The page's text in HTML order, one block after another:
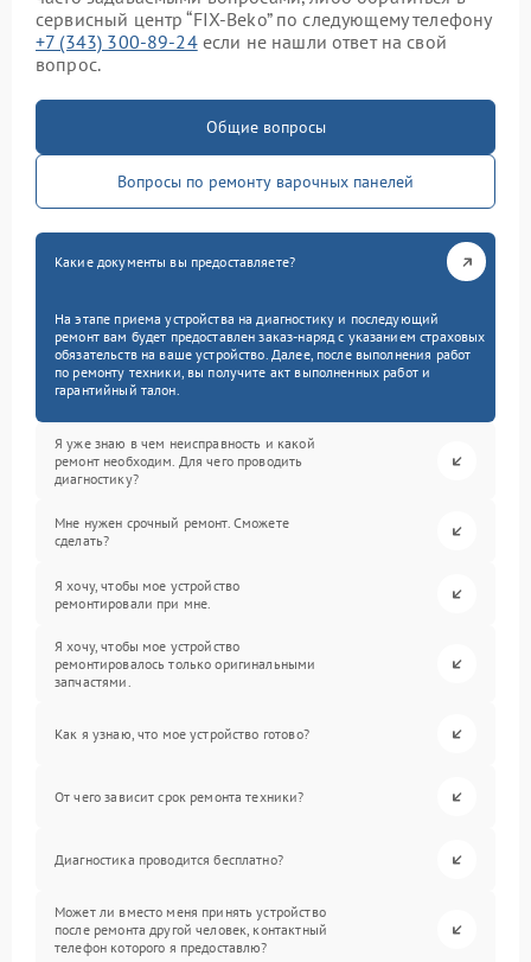
сервисный центр “FIX-Beko” по следующему телефону
+7 (343) 300-89-24если не нашли ответ на свой
вопрос.
Общие вопросы
Вопросы по ремонту варочных панелей
Какие документы вы предоставляете?
На этапе приема устройства на диагностику и последующий
ремонт вам будет предоставлен заказ-наряд с указанием страховых
обязательств на ваше устройство. Далее, после выполнения работ
по ремонту техники, вы получите акт выполненных работ и
гарантийный талон.
Я уже знаю в чем неисправность и какой
ремонт необходим. Для чего проводить
диагностику?
Мне нужен срочный ремонт. Сможете
сделать?
Я хочу, чтобы мое устройство
ремонтировали при мне.
Я хочу, чтобы мое устройство
ремонтировалось только оригинальными
запчастями.
Как я узнаю, что мое устройство готово?
От чего зависит срок ремонта техники?
Диагностика проводится бесплатно?
Может ли вместо меня принять устройство
после ремонта другой человек, контактный
телефон которого я предоставлю?